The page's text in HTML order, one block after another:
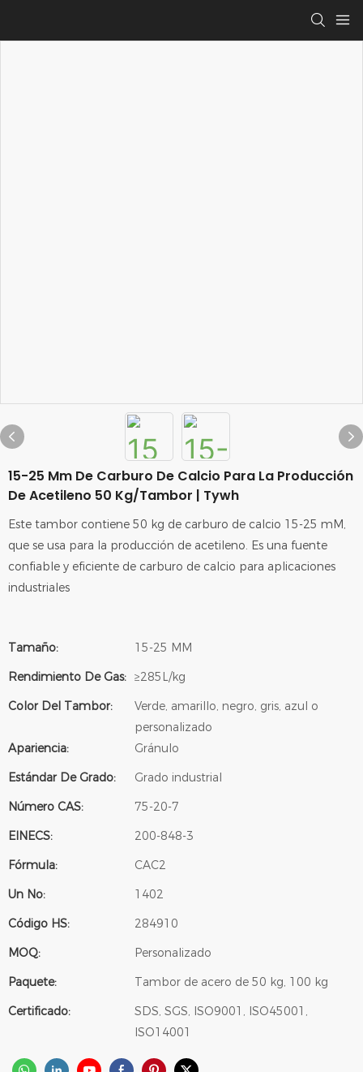
15-25 Mm De Carburo De Calcio Para La Producción
De Acetileno 50 Kg/tambor | Tywh
Este tambor contiene 50 kg de carburo de calcio 15-25 mM,
que se usa para la producción de acetileno. Es una fuente
confiable y eficiente de carburo de calcio para aplicaciones
industriales
Tamaño:
15-25 MM
Rendimiento De Gas: ≥285L/kg
Color Del Tambor:
Verde, amarillo, negro, gris, azul o
personalizado
Apariencia:
Gránulo
Estándar De Grado:
Grado industrial
Número CAS:
75-20-7
EINECS:
200-848-3
Fórmula:
CAC2
Un No:
1402
Código HS:
284910
MOQ:
Personalizado
Paquete:
Tambor de acero de 50 kg, 100 kg
Certificado:
SDS, SGS, ISO9001, ISO45001,
ISO14001